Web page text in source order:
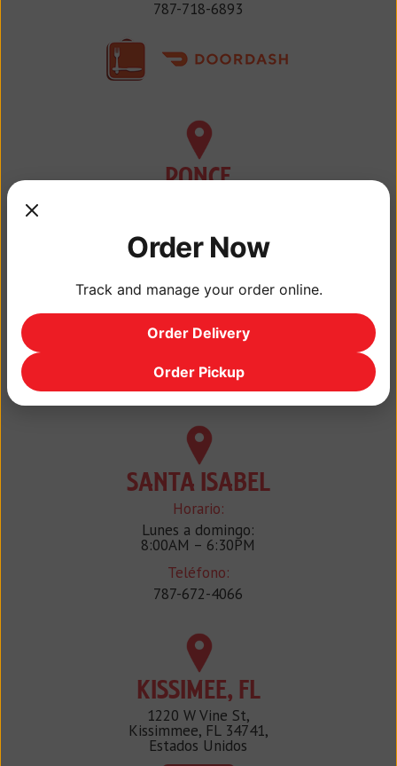
787-718-6893
PONCE
Lunes a domingo:
Teléfono:
787-675-4449
SANTA ISABEL
Horario:
Lunes a domingo:
8:00AM – 6:30PM
Teléfono:
787-672-4066
KISSIMEE, FL
1220 W Vine St,
Kissimmee, FL 34741,
Estados Unidos
Order Now
Track and manage your order online.
Order Delivery
Order Pickup